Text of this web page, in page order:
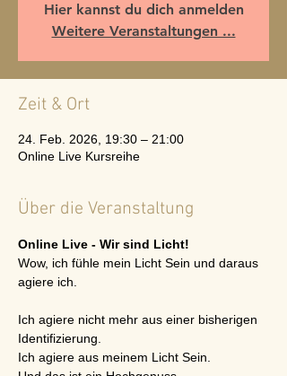
Hier kannst du dich anmelden
Weitere Veranstaltungen ...
Zeit & Ort
24. Feb. 2026, 19:30 – 21:00
Online Live Kursreihe
Über die Veranstaltung
Online Live - Wir sind Licht!
Wow, ich fühle mein Licht Sein und daraus
agiere ich.
Ich agiere nicht mehr aus einer bisherigen
Identifizierung.
Ich agiere aus meinem Licht Sein.